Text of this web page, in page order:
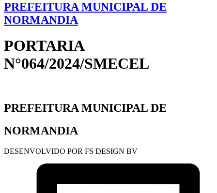
PREFEITURA MUNICIPAL DE
NORMANDIA
PORTARIA
N°064/2024/SMECEL
PREFEITURA MUNICIPAL DE
NORMANDIA
DESENVOLVIDO POR FS DESIGN BV